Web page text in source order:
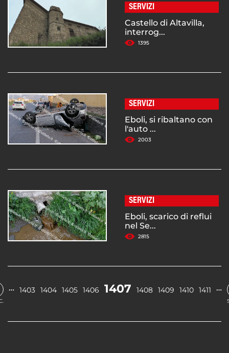
SERVIZI
Castello di Altavilla,
interrog...
1395
SERVIZI
Eboli, si ribaltano con
l'auto ...
2003
SERVIZI
Eboli, scarico di reflui
nel Se...
2815
… 1403 1404 1405 1406 1407 1408 1409 1410 1411 …